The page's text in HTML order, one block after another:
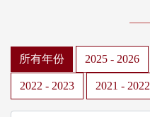
所有年份 2025 - 2026
2022 - 2023 2021 - 2022